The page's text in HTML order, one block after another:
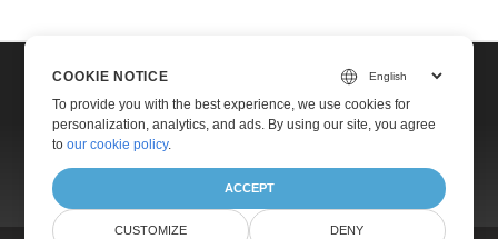
Contact
COOKIE NOTICE
To provide you with the best experience, we use cookies for
personalization, analytics, and ads. By using our site, you agree
toour cookie policy.
ACCEPT
CUSTOMIZE DENY